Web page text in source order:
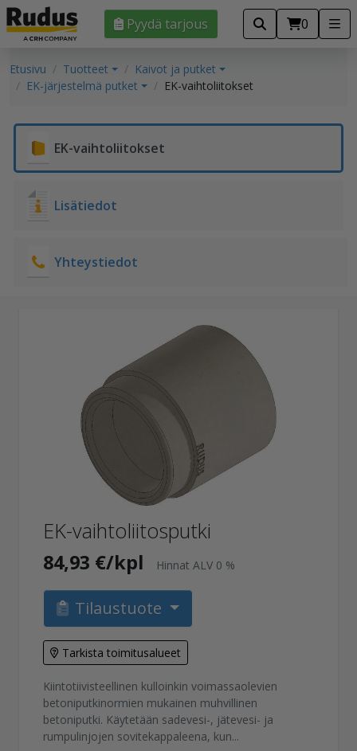
Pyydä tarjous 0
Etusivu Tuotteet
Kaivot ja putket
EK-järjestelmä putket
EK-vaihtoliitokset
EK-vaihtoliitokset
Lisätiedot
Yhteystiedot
EK-vaihtoliitosputki
84,93 €/kpl Hinnat ALV 0 %
Tilaustuote
Tarkista toimitusalueet
Kiintotiivisteellinen kulloinkin voimassaolevien
betoniputkinormien mukainen muhvillinen
betoniputki. Käytetään sadevesi-, jätevesi- ja
rumpulinjojen sovitekappaleena, kun...